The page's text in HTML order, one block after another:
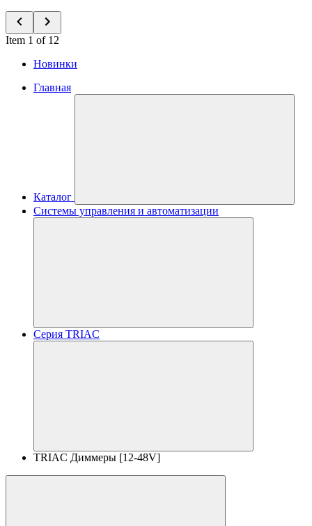
Item 1 of 12
Новинки
Главная
Каталог
Системы управления и автоматизации
Серия TRIAC
TRIAC Диммеры [12-48V]